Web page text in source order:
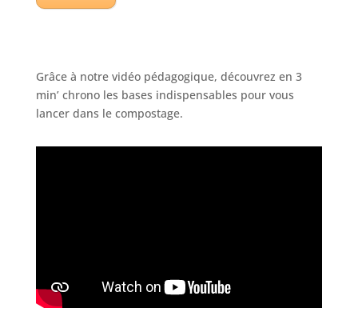
Grâce à notre vidéo pédagogique, découvrez en 3
min’ chrono les bases indispensables pour vous
lancer dans le compostage.